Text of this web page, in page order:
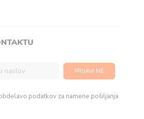
podatkov za namene pošiljanja